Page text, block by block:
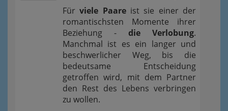
Fürviele Paareist sie einer der
romantischsten Momente ihrer
Beziehung - die Verlobung.
Manchmal ist es ein langer und
beschwerlicher Weg, bis die
bedeutsame Entscheidung
getroffen wird, mit dem Partner
den Rest des Lebens verbringen
zu wollen.